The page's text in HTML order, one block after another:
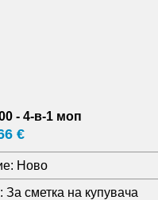
- 4-в-1 моп
€
Ново
За сметка на купувача